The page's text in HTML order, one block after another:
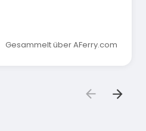
Gesammelt über AFerry.com